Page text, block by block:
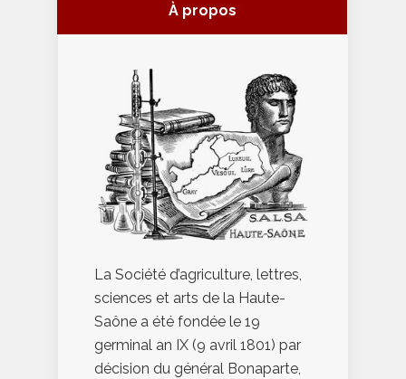
À propos
La Société d’agriculture, lettres,
sciences et arts de la Haute-
Saône a été fondée le 19
germinal an IX (9 avril 1801) par
décision du général Bonaparte,